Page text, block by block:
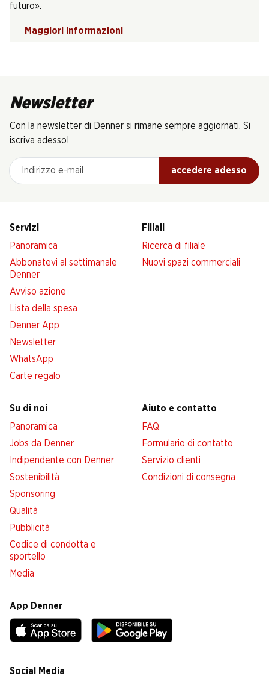
futuro».
Maggiori informazioni
Newsletter
Con la newsletter di Denner si rimane sempre aggiornati. Si
iscriva adesso!
Indirizzo e-mail
accedere adesso
Servizi
Panoramica
Abbonatevi al settimanale
Denner
Avviso azione
Lista della spesa
Denner App
Newsletter
WhatsApp
Carte regalo
Filiali
Ricerca di filiale
Nuovi spazi commerciali
Su di noi
Panoramica
Jobs da Denner
Indipendente con Denner
Sostenibilità
Sponsoring
Qualità
Pubblicità
Codice di condotta e
sportello
Media
Aiuto e contatto
FAQ
Formulario di contatto
Servizio clienti
Condizioni di consegna
App Denner
Social Media